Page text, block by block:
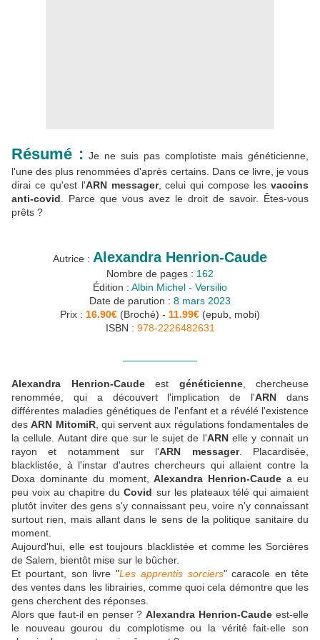
Résumé : Je ne suis pas complotiste mais généticienne,
l'une des plus renommées d'après certains. Dans ce livre, je vous
dirai ce qu'est l'ARN messager, celui qui compose lesvaccins
anti-covid . Parce que vous avez le droit de savoir. Êtes-vous
prêts ?
Autrice : Alexandra Henrion-Caude
Nombre de pages : 162
Édition : Albin Michel - Versilio
Date de parution : 8 mars 2023
Prix : 16.90€ (Broché) - 11.99€ (epub, mobi)
ISBN : 978-2226482631
Alexandra Henrion-Caudeest généticienne, chercheuse
renommée, qui a découvert l'implication de l'ARN dans
différentes maladies génétiques de l'enfant et a révélé l'existence
desARN MitomiR, qui servent aux régulations fondamentales de
la cellule. Autant dire que sur le sujet de l'ARNelle y connait un
rayon et notamment sur l'ARN messager. Placardisée,
blacklistée, à l'instar d'autres chercheurs qui allaient contre la
Doxa dominante du moment,
Alexandra Henrion-Caude a eu
peu voix au chapitre du Covid sur les plateaux télé qui aimaient
plutôt inviter des gens s'y connaissant peu, voire n'y connaissant
surtout rien, mais allant dans le sens de la politique sanitaire du
moment.
Aujourd'hui, elle est toujours blacklistée et comme les Sorcières
de Salem, bientôt mise sur le bûcher.
Et pourtant, son livre "Les apprentis sorciers" caracole en tête
des ventes dans les librairies, comme quoi cela démontre que les
gens cherchent des réponses.
Alors que faut-il en penser ?Alexandra Henrion-Caude est-elle
le nouveau gourou du complotisme ou la vérité fait-elle son